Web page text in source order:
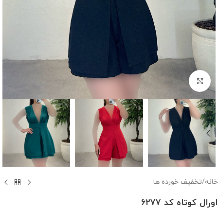
بزرگنمایی تصویر
خانه/تخفیف خورده ها
اورال کوتاه کد 6277